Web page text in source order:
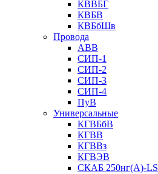
КВВБГ
КВБВ
КВБбШв
Провода
АВВ
СИП-1
СИП-2
СИП-3
СИП-4
ПуВ
Универсальные
КГВБбВ
КГВВ
КГВВз
КГВЭВ
СКАБ 250нг(А)-LS